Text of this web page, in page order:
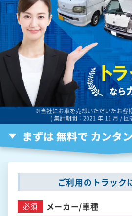
ご利用のトラック
必須 メーカー/車種